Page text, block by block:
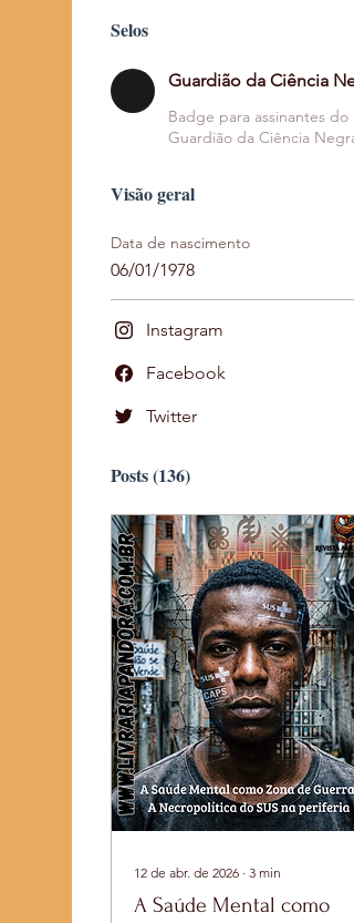
Selos
Guardião da Ciência
Badge para assinantes do
Guardião da Ciência
Visão geral
Data de nascimento
06/01/1978
Instagram
Facebook
Twitter
Posts(136)
12 de abr. de 2026 ∙ 3 min
A Saúde Mental como